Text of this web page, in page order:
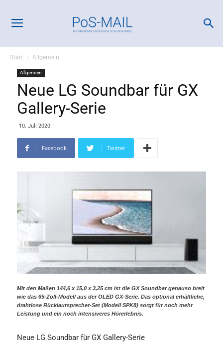
Start Allgemein
Allgemein
Neue LG Soundbar für GX
Gallery-Serie
10. Juli 2020
Facebook Twitter
Mit den Maßen 144,6 x 15,0 x 3,25 cm ist die GX Soundbar genauso breit
wie das 65-Zoll-Modell aus der OLED GX-Serie. Das optional erhältliche,
drahtlose Rücklautsprecher-Set (Modell SPK8) sorgt für noch mehr
Leistung und ein noch intensiveres Hörerlebnis.
Neue LG Soundbar für GX Gallery-Serie